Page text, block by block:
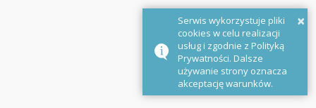
×
Serwis wykorzystuje pliki
cookies w celu realizacji
usług i zgodnie z Polityką
Prywatności. Dalsze
używanie strony oznacza
akceptację warunków.